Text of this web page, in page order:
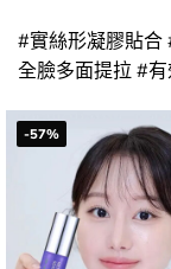
#實絲形凝膠貼
全臉多面提拉 #
-57%